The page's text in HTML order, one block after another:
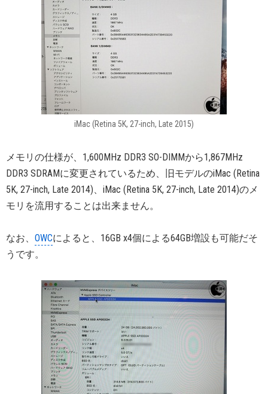
iMac (Retina 5K, 27-inch, Late 2015)
メモリの仕様が、1,600MHz DDR3 SO-DIMMから1,867MHz
DDR3 SDRAMに変更されているため、旧モデルのiMac (Retina
5K, 27-inch, Late 2014)、iMac (Retina 5K, 27-inch, Late 2014)のメ
モリを流用することは出来ません。
なお、 OWCによると、16GB x4個による64GB増設も可能だそ
うです。